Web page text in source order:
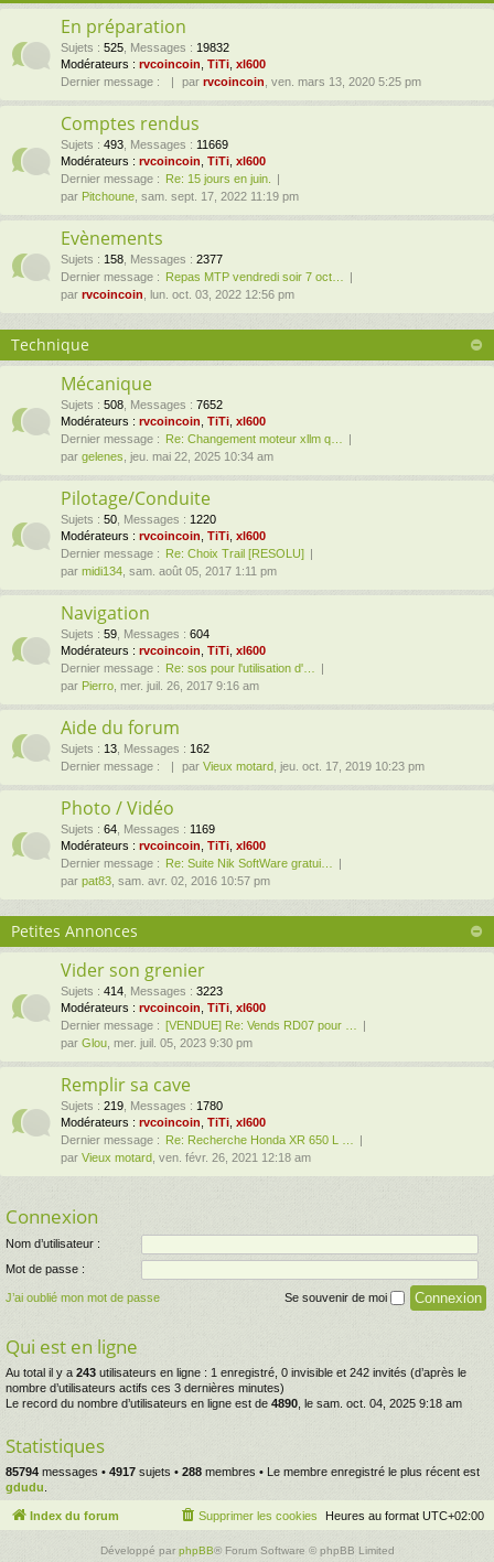
En préparation
Sujets : 525 Messages : 19832
Modérateurs : rvcoincoin TiTi xl600
Dernier message :
par rvcoincoin , ven. mars 13, 2020 5:25 pm
Comptes rendus
Sujets : 493 Messages : 11669
Modérateurs : rvcoincoin TiTi xl600
Dernier message :
Re: 15 jours en juin.
par Pitchoune , sam. sept. 17, 2022 11:19 pm
Evènements
Sujets : 158 Messages : 2377
Dernier message :
Repas MTP vendredi soir 7 oct…
par rvcoincoin , lun. oct. 03, 2022 12:56 pm
Technique
Mécanique
Sujets : 508 Messages : 7652
Modérateurs : rvcoincoin TiTi xl600
Dernier message :
Re: Changement moteur xllm q…
par gelenes , jeu. mai 22, 2025 10:34 am
Pilotage/Conduite
Sujets : 50 Messages : 1220
Modérateurs : rvcoincoin TiTi xl600
Dernier message :
Re: Choix Trail [RESOLU]
par midi134 , sam. août 05, 2017 1:11 pm
Navigation
Sujets : 59 Messages : 604
Modérateurs : rvcoincoin TiTi xl600
Dernier message :
Re: sos pour l'utilisation d'…
par Pierro , mer. juil. 26, 2017 9:16 am
Aide du forum
Sujets : 13 Messages : 162
Dernier message :
par Vieux motard , jeu. oct. 17, 2019 10:23 pm
Photo / Vidéo
Sujets : 64 Messages : 1169
Modérateurs : rvcoincoin TiTi xl600
Dernier message :
Re: Suite Nik SoftWare gratui…
par pat83 , sam. avr. 02, 2016 10:57 pm
Petites Annonces
Vider son grenier
Sujets : 414 Messages : 3223
Modérateurs : rvcoincoin TiTi xl600
Dernier message : [VENDUE] Re: Vends RD07 pour …
par Glou , mer. juil. 05, 2023 9:30 pm
Remplir sa cave
Sujets : 219 Messages : 1780
Modérateurs : rvcoincoin TiTi xl600
Dernier message :
Re: Recherche Honda XR 650 L …
par Vieux motard , ven. févr. 26, 2021 12:18 am
Connexion
Nom d’utilisateur :
Mot de passe :
J’ai oublié mon mot de passe Se souvenir de moi
Qui est en ligne
Au total il y a 243 utilisateurs en ligne : 1 enregistré, 0 invisible et 242 invités (d’après le
nombre d’utilisateurs actifs ces 3 dernières minutes)
Le record du nombre d’utilisateurs en ligne est de 4890 , le sam. oct. 04, 2025 9:18 am
Statistiques
85794 messages • 4917 sujets • 288 membres • Le membre enregistré le plus récent est
gdudu
Index du forum Heures au format UTC+02:00
Supprimer les cookies
Développé par phpBB® Forum Software © phpBB Limited